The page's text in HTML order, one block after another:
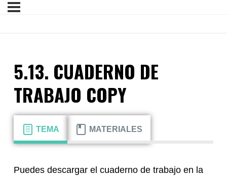
5.13. CUADERNO DE
TRABAJO COPY
TEMA MATERIALES
Puedes descargar el cuaderno de trabajo en la